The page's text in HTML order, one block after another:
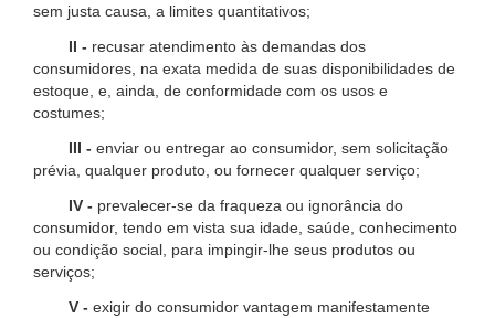
sem justa causa, a limites quantitativos;
II - recusar atendimento às demandas dos
consumidores, na exata medida de suas disponibilidades de
estoque, e, ainda, de conformidade com os usos e
costumes;
III - enviar ou entregar ao consumidor, sem solicitação
prévia, qualquer produto, ou fornecer qualquer serviço;
IV - prevalecer-se da fraqueza ou ignorância do
consumidor, tendo em vista sua idade, saúde, conhecimento
ou condição social, para impingir-lhe seus produtos ou
serviços;
V - exigir do consumidor vantagem manifestamente